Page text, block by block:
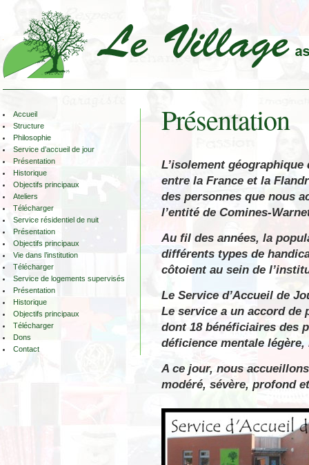
Présentation
Accueil
Structure
Philosophie
Service d’accueil de jour
Présentation
Historique
Objectifs principaux
Ateliers
Télécharger
Service résidentiel de nuit
Présentation
Objectifs principaux
Vie dans l’institution
Télécharger
Service de logements supervisés
Présentation
Historique
Objectifs principaux
Télécharger
Dons
Contact
L’isolement
entre la France et la
des personnes que nous
l’entité de Comines-
Au fil des années, la
différents types de
côtoient au sein de
Le Service d’Accueil de
Le service a un accord de
dont 18 bénéficiaires des
déficience mentale
A ce jour, nous
modéré, sévère, profond